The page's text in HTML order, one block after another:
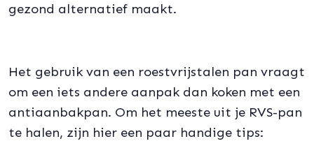
gezond alternatief maakt.
Het gebruik van een roestvrijstalen pan vraagt
om een iets andere aanpak dan koken met een
antiaanbakpan. Om het meeste uit je RVS-pan
te halen, zijn hier een paar handige tips: